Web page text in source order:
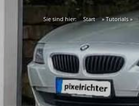
Sie sind hier: Start »Tutorials »